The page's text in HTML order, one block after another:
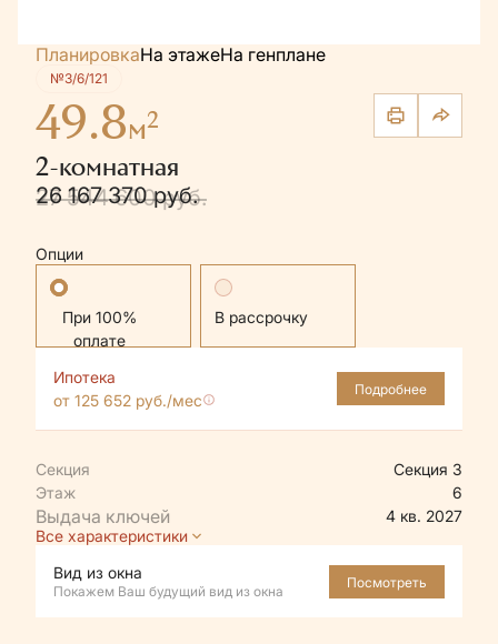
ПланировкаНа этажеНа генплане
№3/6/121
49.8м2
2-комнатная
27 544 600 руб.
26 167 370 руб.
Опции
Стандартная В рассрочку
Ипотека
от 125 652 руб./мес
Подробнее
Секция
Секция 3
Этаж
6
4 кв. 2027
Все характеристики
Вид из окна
Покажем Ваш будущий вид из окна
Посмотреть